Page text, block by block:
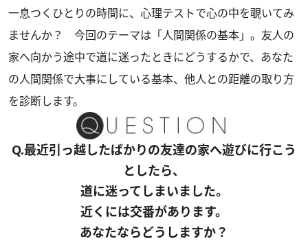
一息つくひとりの時間に、心理テストで心の中を覗いてみ
ませんか？ 今回のテーマは「人間関係の基本」。友人の
家へ向かう途中で道に迷ったときにどうするかで、あなた
の人間関係で大事にしている基本、他人との距離の取り方
を診断します。
Q.最近引っ越したばかりの友達の家へ遊びに行こう
としたら、
道に迷ってしまいました。
近くには交番があります。
あなたならどうしますか？